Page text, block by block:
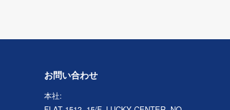
お問い合わせ
本社: